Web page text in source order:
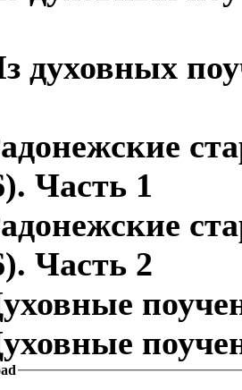
духовных
Часть 1
Часть 2